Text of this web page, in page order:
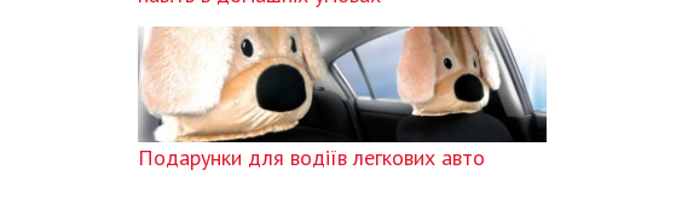
Подарунки для водіїв легкових авто